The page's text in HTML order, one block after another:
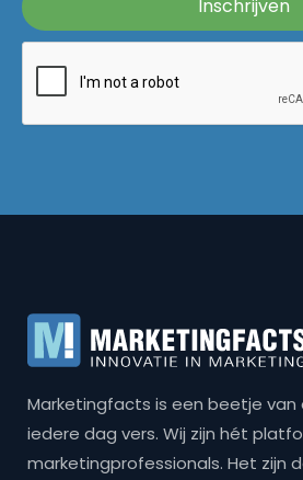
Marketingfacts is een beetje van
iedere dag vers. Wij zijn hét
marketingprofessionals. Het zijn